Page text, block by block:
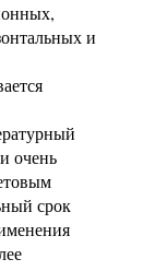
и
очень
срок